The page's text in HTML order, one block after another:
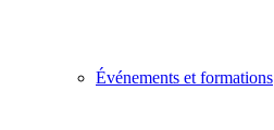
Événements et formations